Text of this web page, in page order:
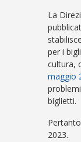
La
per i
cultura,
maggio
biglietti.
2023.